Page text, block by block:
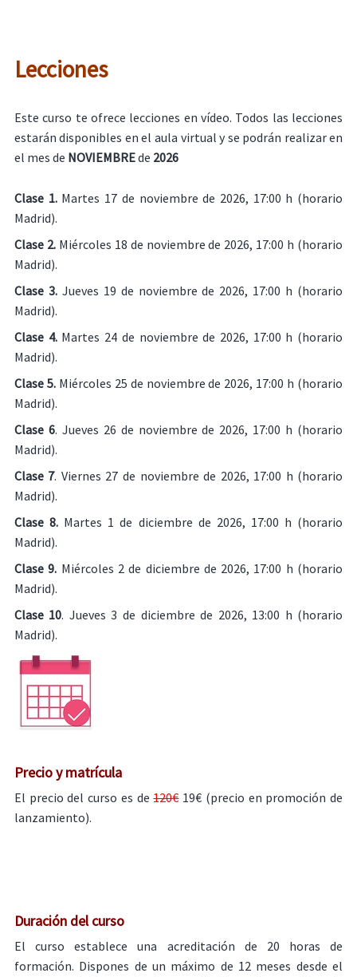
Lecciones
Este curso te ofrece lecciones en vídeo. Todos las lecciones
estarán disponibles en el aula virtual y se podrán realizar en
el mes de NOVIEMBREde 2026
Clase 1.Martes 17 de noviembre de 2026, 17:00 h (horario
Madrid).
Clase 2.Miércoles 18 de noviembre de 2026, 17:00 h (horario
Madrid).
Clase 3.Jueves 19 de noviembre de 2026, 17:00 h (horario
Madrid).
Clase 4.Martes 24 de noviembre de 2026, 17:00 h (horario
Madrid).
Clase 5.Miércoles 25 de noviembre de 2026, 17:00 h (horario
Madrid).
Clase 6. Jueves 26 de noviembre de 2026, 17:00 h (horario
Madrid).
Clase 7. Viernes 27 de noviembre de 2026, 17:00 h (horario
Madrid).
Clase 8. Martes 1 de diciembre de 2026, 17:00 h (horario
Madrid).
Clase 9. Miércoles 2 de diciembre de 2026, 17:00 h (horario
Madrid).
Clase 10. Jueves 3 de diciembre de 2026, 13:00 h (horario
Madrid).
Precio y matrícula
El precio del curso es de120€19€ (precio en promoción de
lanzamiento).
Duración del curso
El curso establece una acreditación de 20 horas de
formación. Dispones de un máximo de 12 meses desde el